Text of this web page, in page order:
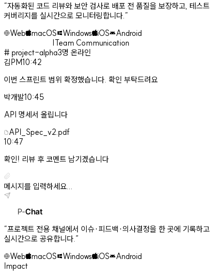
“자동화된 코드 리뷰와 보안 검사로 배포 전 품질을 보장하고, 테스트
커버리지를 실시간으로 모니터링합니다. ”
Web
macOS Windows iOS
Android
|Team Communication
# project-alpha3명 온라인
김PM10:42
이번 스프린트 범위 확정했습니다. 확인 부탁드려요
박개발10:45
API 명세서 올립니다
API_Spec_v2.pdf
10:47
확인! 리뷰 후 코멘트 남기겠습니다
메시지를 입력하세요...
P-Chat
“프로젝트 전용 채널에서 이슈·피드백·의사결정을 한 곳에 기록하고
실시간으로 공유합니다. ”
Web
macOS Windows iOS
Android
Impact